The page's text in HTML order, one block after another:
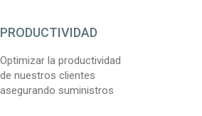
PRODUCTIVIDAD
Optimizar la productividad
de nuestros clientes
asegurando suministros